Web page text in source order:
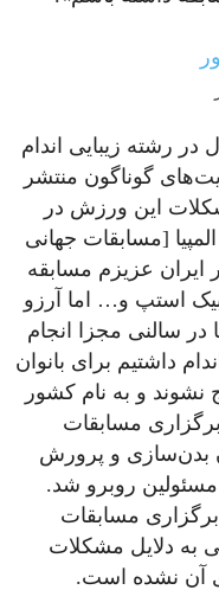
در رشته زیبایی اندام
گوناگون منتشر
این ورزش در
[مسابقات جهانی
ایران عزیزم مسابقه
استپ و… اما آرزو
سالنی مجزا انجام
داشتیم برای بانوان
نشوند و به نام کشور
مسابقات
بدن‌سازی و پرورش
مسئولین روبرو شد.
مسابقات
به دلایل مشکلات
آن نشده است.